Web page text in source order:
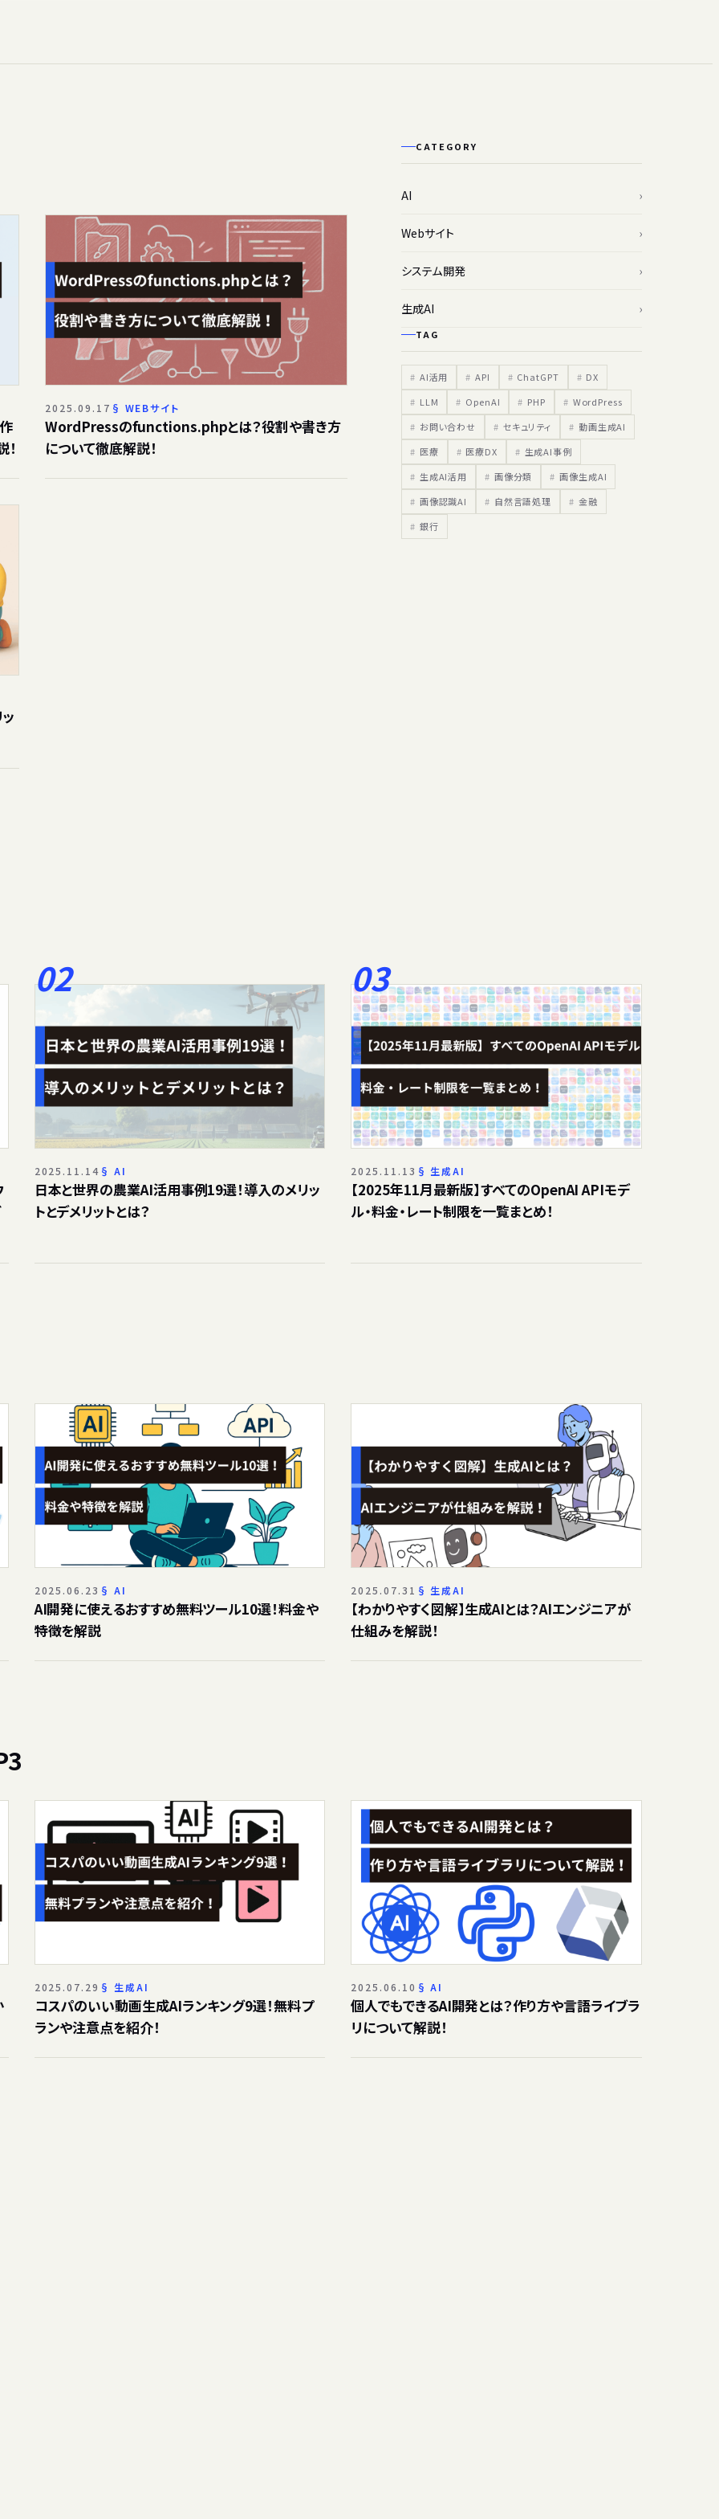
2025.09.17 WEBサイト
WordPressのfunctions.phpとは？役割や書き方
について徹底解説！
CATEGORY
AI
Webサイト
システム開発
生成AI
TAG
AI活用 API ChatGPT
DX
LLM
OpenAI PHP
WordPress
お問い合わせ
セキュリティ
動画生成AI
医療
医療DX
生成AI事例
生成AI活用
画像分類
画像生成AI
画像認識AI
自然言語処理
金融
銀行
2025.11.14 AI
日本と世界の農業AI活用事例19選！導入のメリッ
トとデメリットとは？
2025.11.13 生成AI
【2025年11月最新版】すべてのOpenAI APIモデ
ル・料金・レート制限を一覧まとめ！
2025.06.23 AI
AI開発に使えるおすすめ無料ツール10選！料金や
特徴を解説
2025.07.31 生成AI
【わかりやすく図解】生成AIとは？AIエンジニアが
仕組みを解説！
2025.07.29 生成AI
コスパのいい動画生成AIランキング9選！無料プ
ランや注意点を紹介！
2025.06.10 AI
個人でもできるAI開発とは？作り方や言語ライブラ
リについて解説！